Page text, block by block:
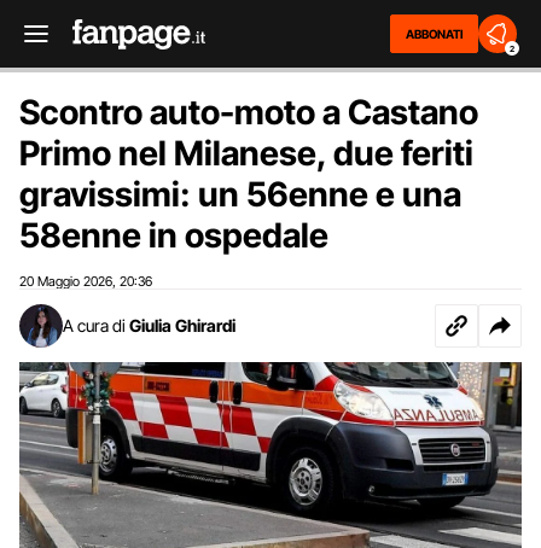
ABBONATI
2
Scontro auto-moto a Castano
Primo nel Milanese, due feriti
gravissimi: un 56enne e una
58enne in ospedale
20 Maggio 2026 20:36
A cura di Giulia Ghirardi